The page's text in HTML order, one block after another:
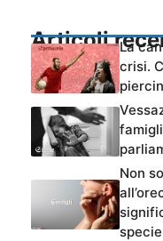
Articoli
La
crisi.
Non